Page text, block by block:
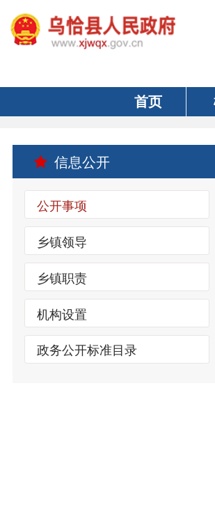
首页 概况
信息公开
公开事项
乡镇领导
乡镇职责
机构设置
政务公开标准目录